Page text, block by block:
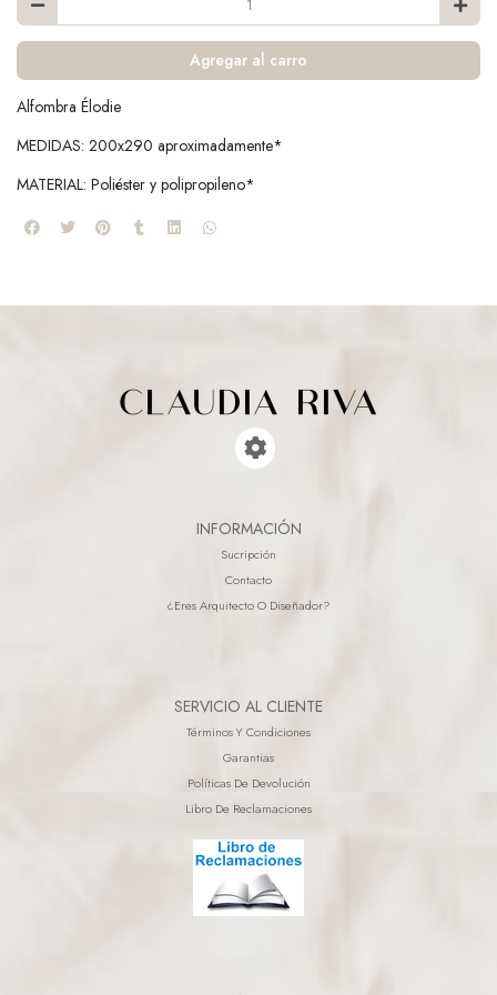
Agregar al carro
Alfombra Élodie
MEDIDAS: 200x290 aproximadamente*
MATERIAL: Poliéster y polipropileno*
INFORMACIÓN
Sucripción
Contacto
¿eres Arquitecto O Diseñador?
SERVICIO AL CLIENTE
Términos Y Condiciones
Garantias
Políticas De Devolución
Libro De Reclamaciones